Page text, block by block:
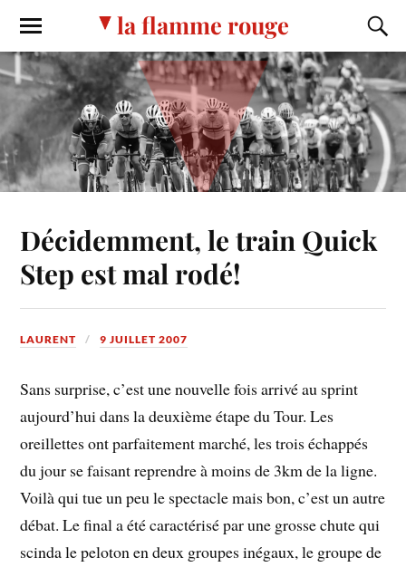
la flamme rouge
Décidemment, le train Quick
Step est mal rodé!
LAURENT 9 JUILLET 2007
Sans surprise, c’est une nouvelle fois arrivé au sprint
aujourd’hui dans la deuxième étape du Tour. Les
oreillettes ont parfaitement marché, les trois échappés
du jour se faisant reprendre à moins de 3km de la ligne.
Voilà qui tue un peu le spectacle mais bon, c’est un autre
débat. Le final a été caractérisé par une grosse chute qui
scinda le peloton en deux groupes inégaux, le groupe de